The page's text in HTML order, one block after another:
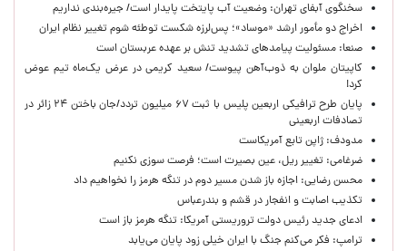
سخنگوی آبفای تهران: وضعیت آب پایتخت پایدار است/ جیره‌بندی نداریم
اخراج دو مأمور ارشد «موساد»؛ پس‌لرزه شکست توطئه شوم تغییر نظام ایران
صنعا: مسئولیت پیامدهای تشدید تنش بر عهده عربستان است
کاپیتان ملوان به ذوب‌آهن پیوست/ سعید کریمی در عرض یک‌ماه تیم عوض
کرد!
پایان طرح ترافیکی اربعین پلیس با ثبت ۶۷ میلیون تردد/جان باختن ۲۴ زائر در
تصادفات اربعینی
مدودف: ژاپن تابع آمریکاست
ضرغامی: تغییر ریل، عین بصیرت است؛ فرصت سوزی نکنیم
محسن رضایی: اجازه باز شدن مسیر دوم در تنگه هرمز را نخواهیم داد
تکذیب اصابت و انفجار در قشم و بندرعباس
ادعای جدید رئیس دولت تروریستی آمریکا: تنگه هرمز باز است
ترامپ: فکر می‌کنم جنگ با ایران خیلی زود پایان می‌یابد